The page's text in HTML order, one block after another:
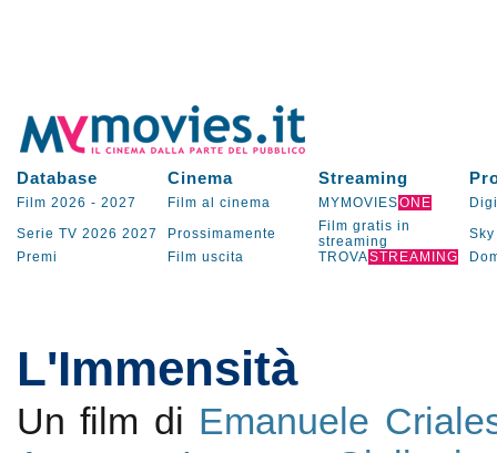
Database Cinema Streaming
Film 2026 - 2027 Film al cinema MYMOVIESONE
Serie TV 2026 2027 Prossimamente
Film gratis in
streaming
Sky
Premi
Film uscita TROVASTREAMING
L'Immensità
Un film di Emanuele